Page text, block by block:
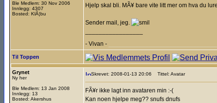
Ble Medlem: 30 Nov 2006
Innlegg: 4307
Bosted: KlÃ¦bu
Hjelp skal bli. MÃ¥ bare vite litt mer om hva du
Sender mail, jeg.
- Vivan -
Til Toppen
Grynet
Ny her
Ble Medlem: 13 Jan 2008
Innlegg: 13
Bosted: Akershus
Skrevet: 2008-01-13 20:06 Tittel: Avatar
FÃ¥r ikke lagt inn avataren min :-(
Kan noen hjelpe meg?? snufs dnufs